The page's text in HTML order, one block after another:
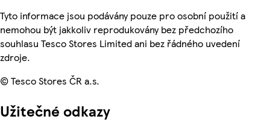
Tyto informace jsou podávány pouze pro osobní použití a
nemohou být jakkoliv reprodukovány bez předchozího
souhlasu Tesco Stores Limited ani bez řádného uvedení
zdroje.
© Tesco Stores ČR a.s.
Užitečné odkazy